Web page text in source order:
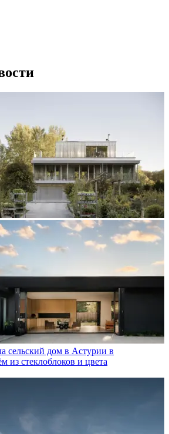
сельский дом в Астурии в
из стеклоблоков и цвета